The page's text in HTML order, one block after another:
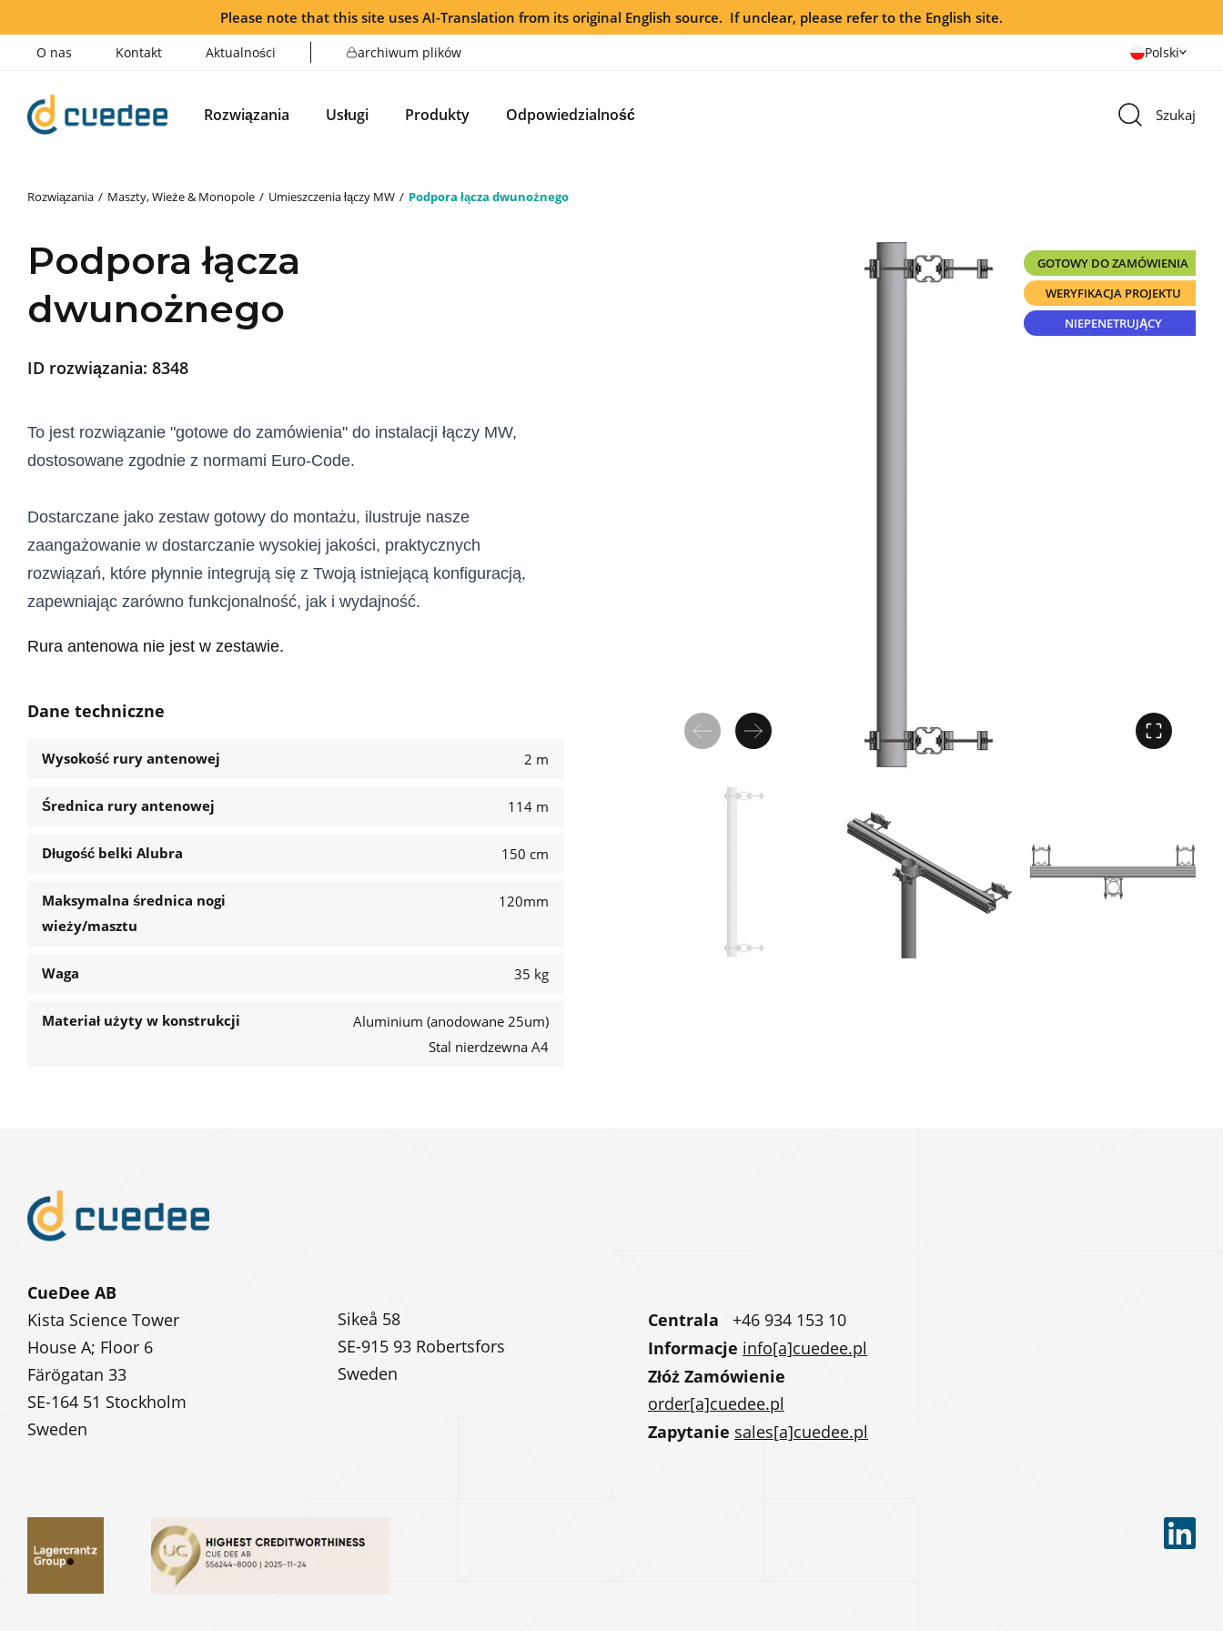
Please note that this site uses AI-Translation from its original English source. If unclear, please refer to the English site.
O nas Kontakt Aktualności archiwum plików Polski
Rozwiązania Usługi Produkty Odpowiedzialność Szukaj
Rozwiązania Maszty, Wieże & Monopole Umieszczenia łączy MW Podpora łącza dwunożnego
Podpora łącza
dwunożnego
ID rozwiązania: 8348
To jest rozwiązanie "gotowe do zamówienia" do instalacji łączy MW,
dostosowane zgodnie z normami Euro-Code.
Dostarczane jako zestaw gotowy do montażu, ilustruje nasze
zaangażowanie w dostarczanie wysokiej jakości, praktycznych
rozwiązań, które płynnie integrują się z Twoją istniejącą konfiguracją,
zapewniając zarówno funkcjonalność, jak i wydajność.
Rura antenowa nie jest w zestawie.
Dane techniczne
Wysokość rury antenowej 2 m
Średnica rury antenowej 114 m
Długość belki Alubra 150 cm
Maksymalna średnica nogi
wieży/masztu
120mm
Waga 35 kg
Materiał użyty w konstrukcji
Aluminium (anodowane 25um)
Stal nierdzewna A4
GOTOWY DO ZAMÓWIENIA
WERYFIKACJA PROJEKTU
NIEPENETRUJĄCY
CueDee AB
Kista Science Tower
House A; Floor 6
Färögatan 33
SE-164 51 Stockholm
Sweden
Sikeå 58
SE-915 93 Robertsfors
Sweden
Centrala +46 934 153 10
Informacje info[a]cuedee.pl
Złóż Zamówienie
order[a]cuedee.pl
Zapytanie sales[a]cuedee.pl